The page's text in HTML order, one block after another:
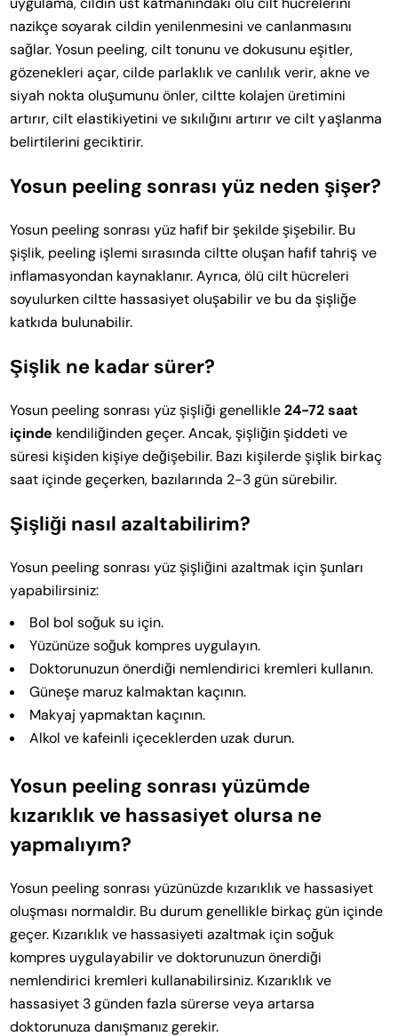
nazikçe soyarak cildin yenilenmesini ve canlanmasını
sağlar. Yosun peeling, cilt tonunu ve dokusunu eşitler,
gözenekleri açar, cilde parlaklık ve canlılık verir, akne ve
siyah nokta oluşumunu önler, ciltte kolajen üretimini
artırır, cilt elastikiyetini ve sıkılığını artırır ve cilt yaşlanma
belirtilerini geciktirir.
Yosun peeling sonrası yüz neden şişer?
Yosun peeling sonrası yüz hafif bir şekilde şişebilir. Bu
şişlik, peeling işlemi sırasında ciltte oluşan hafif tahriş ve
inflamasyondan kaynaklanır. Ayrıca, ölü cilt hücreleri
soyulurken ciltte hassasiyet oluşabilir ve bu da şişliğe
katkıda bulunabilir.
Şişlik ne kadar sürer?
Yosun peeling sonrası yüz şişliği genellikle24-72 saat
içinde kendiliğinden geçer. Ancak, şişliğin şiddeti ve
süresi kişiden kişiye değişebilir. Bazı kişilerde şişlik birkaç
saat içinde geçerken, bazılarında 2-3 gün sürebilir.
Şişliği nasıl azaltabilirim?
Yosun peeling sonrası yüz şişliğini azaltmak için şunları
yapabilirsiniz:
Bol bol soğuk su için.
Yüzünüze soğuk kompres uygulayın.
Doktorunuzun önerdiği nemlendirici kremleri kullanın.
Güneşe maruz kalmaktan kaçının.
Makyaj yapmaktan kaçının.
Alkol ve kafeinli içeceklerden uzak durun.
Yosun peeling sonrası yüzümde
kızarıklık ve hassasiyet olursa ne
yapmalıyım?
Yosun peeling sonrası yüzünüzde kızarıklık ve hassasiyet
oluşması normaldir. Bu durum genellikle birkaç gün içinde
geçer. Kızarıklık ve hassasiyeti azaltmak için soğuk
kompres uygulayabilir ve doktorunuzun önerdiği
nemlendirici kremleri kullanabilirsiniz. Kızarıklık ve
hassasiyet 3 günden fazla sürerse veya artarsa
doktorunuza danışmanız gerekir.